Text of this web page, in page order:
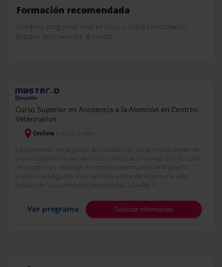
Formación recomendada
Compara programas relacionados o solicita información
gratuita directamente al centro.
Curso Superior en Asistencia a la Atención en Centros
Veterinarios
Online
Las personas encargadas del cuidado de los animales deben ser
buenos profesionales del sector de la salud animal. Con el curso
de asistencia y atención en centros veterinarios de MasterD
puedes conseguirlo. Este curso de asistente veterinario está
basado en la cualificación profesional, AGA488_3 ... ....
Ver programa Solicitar información